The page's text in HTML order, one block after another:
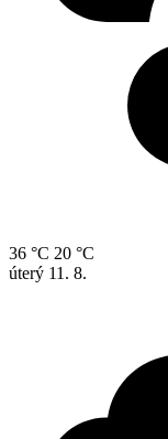
36 °C 20 °C
úterý 11. 8.